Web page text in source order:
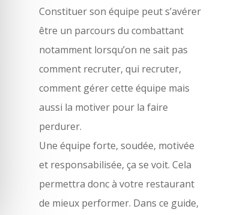
Constituer son équipe peut s’avérer
être un parcours du combattant
notamment lorsqu’on ne sait pas
comment recruter, qui recruter,
comment gérer cette équipe mais
aussi la motiver pour la faire
perdurer.
Une équipe forte, soudée, motivée
et responsabilisée, ça se voit. Cela
permettra donc à votre restaurant
de mieux performer. Dans ce guide,